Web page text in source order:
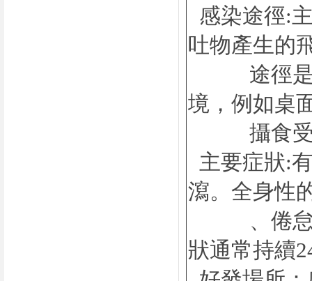
感染途徑:
吐物產生的
途徑是
境，例如桌
攝食受到
主要症狀:
瀉。全身性
、倦怠等
狀通常持續